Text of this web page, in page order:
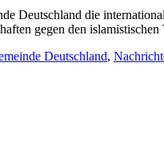
Deutschland die
gegen den
Deutschland,